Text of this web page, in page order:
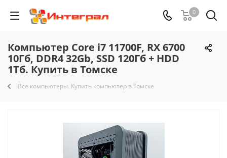
0
Компьютер Core i7 11700F, RX 6700
10Гб, DDR4 32Gb, SSD 120Гб + HDD
1Тб. Купить в Томске
Все компьютеры. Купить компьютер в Томске